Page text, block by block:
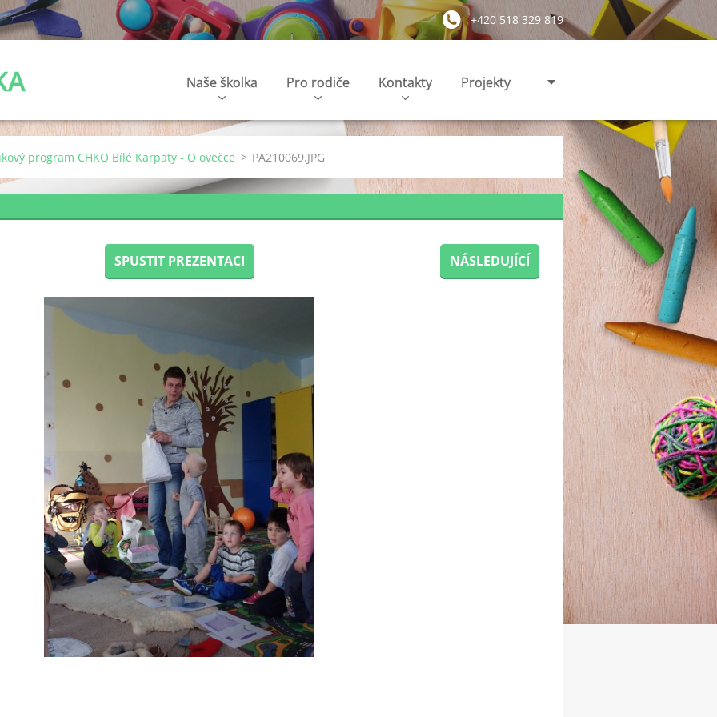
+420 518 329 819
Naše školka Pro rodiče Kontakty Projekty
program CHKO Bílé Karpaty - O ovečce > PA210069.JPG
SPUSTIT PREZENTACI NÁSLEDUJÍCÍ